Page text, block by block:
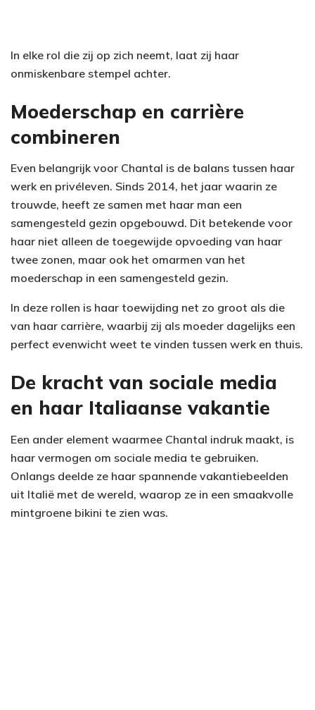
In elke rol die zij op zich neemt, laat zij haar
onmiskenbare stempel achter.
Moederschap en carrière
combineren
Even belangrijk voor Chantal is de balans tussen haar
werk en privéleven. Sinds 2014, het jaar waarin ze
trouwde, heeft ze samen met haar man een
samengesteld gezin opgebouwd. Dit betekende voor
haar niet alleen de toegewijde opvoeding van haar
twee zonen, maar ook het omarmen van het
moederschap in een samengesteld gezin.
In deze rollen is haar toewijding net zo groot als die
van haar carrière, waarbij zij als moeder dagelijks een
perfect evenwicht weet te vinden tussen werk en thuis.
De kracht van sociale media
en haar Italiaanse vakantie
Een ander element waarmee Chantal indruk maakt, is
haar vermogen om sociale media te gebruiken.
Onlangs deelde ze haar spannende vakantiebeelden
uit Italië met de wereld, waarop ze in een smaakvolle
mintgroene bikini te zien was.